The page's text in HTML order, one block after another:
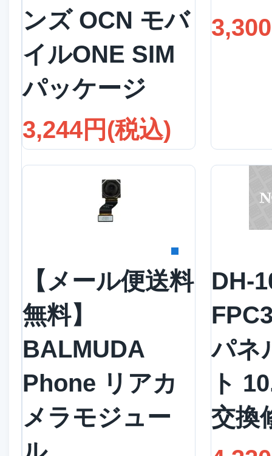
ンズ OCN モバ
イルONE SIM
パッケージ
3,244円(税込)
【メール便送料
無料】
BALMUDA
Phone リアカ
メラモジュー
DH-
パネ
ト
交換